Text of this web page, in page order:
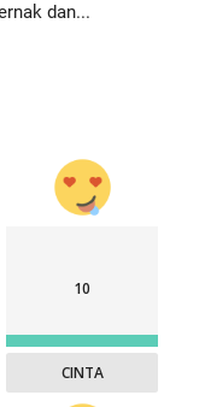
dan...
10
CINTA